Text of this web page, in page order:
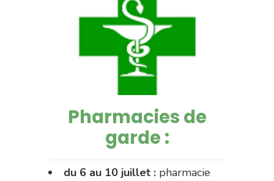
Pharmacies de
garde :
du 6 au 10 juillet : pharmacie